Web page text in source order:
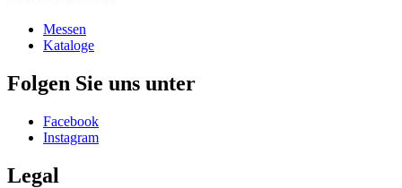
Messen
Kataloge
Folgen Sie uns unter
Facebook
Instagram
Legal